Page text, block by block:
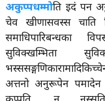
अकुप्पधम्मोति इदं पन
चेव खीणासवस्स चाति
समाधिपारिबन्धका
सुविक्खम्भिता
अत्तनो अनुरूपेन पमादेन